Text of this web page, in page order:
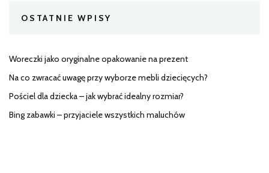
OSTATNIE WPISY
Woreczki jako oryginalne opakowanie na prezent
Na co zwracać uwagę przy wyborze mebli dziecięcych?
Pościel dla dziecka – jak wybrać idealny rozmiar?
Bing zabawki – przyjaciele wszystkich maluchów